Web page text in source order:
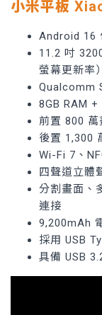
小米平板
Android 16
11.2 吋
螢幕更新率）
Qualcomm
8GB RAM +
前置 800 萬
後置 1,300
Wi-Fi 7、
四聲道立體
分割畫面、
連接
9,200mAh
採用 USB
具備 USB